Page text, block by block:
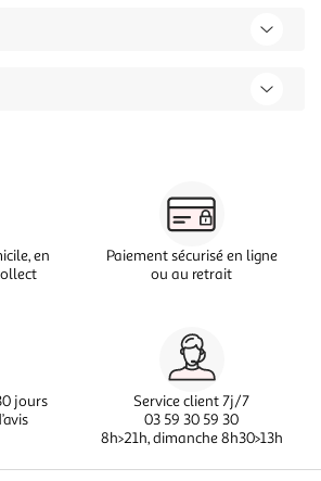
en
Paiement sécurisé en ligne
ou au retrait
jours
Service client 7j/7
03 59 30 59 30
8h>21h, dimanche 8h30>13h